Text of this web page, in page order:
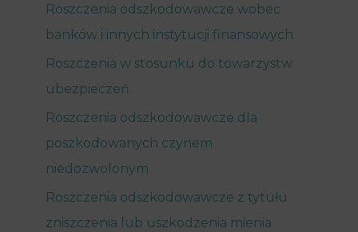
Roszczenia odszkodowawcze wobec
banków i innych instytucji finansowych
Roszczenia w stosunku do towarzystw
ubezpieczeń
Roszczenia odszkodowawcze dla
poszkodowanych czynem
niedozwolonym
Roszczenia odszkodowawcze z tytułu
zniszczenia lub uszkodzenia mienia